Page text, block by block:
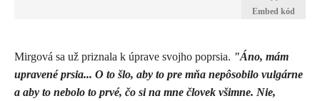
Embed kód
Mirgová sa už priznala k úprave svojho poprsia. "Áno, mám
upravené prsia... O to šlo, aby to pre mňa nepôsobilo vulgárne
a aby to nebolo to prvé, čo si na mne človek všimne. Nie,